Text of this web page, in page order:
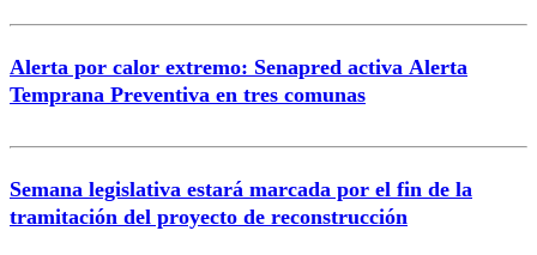
Alerta por calor extremo: Senapred activa Alerta
Temprana Preventiva en tres comunas
Semana legislativa estará marcada por el fin de la
tramitación del proyecto de reconstrucción